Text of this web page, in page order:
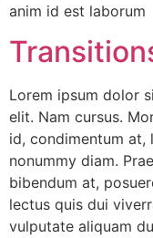
anim id est laborum
Lorem ipsum dolor
elit. Nam cursus.
id, condimentum at,
nonummy diam.
bibendum at,
lectus quis dui
vulputate aliquam